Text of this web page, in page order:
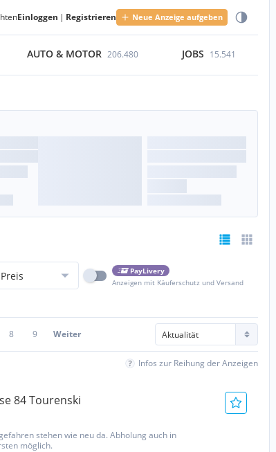
Einloggen | Registrieren Neue Anzeige aufgeben
AUTO & MOTOR 206.480 JOBS 15.541
Preis
PayLivery
Anzeigen mit Käuferschutz und Versand
8 9 Weiter
Infos zur Reihung der Anzeigen
84 Tourenski
stehen wie neu da. Abholung auch in
möglich.